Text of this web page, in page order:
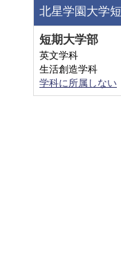
北星学園大学
短期大学部
英文学科
生活創造学科
学科に所属しない